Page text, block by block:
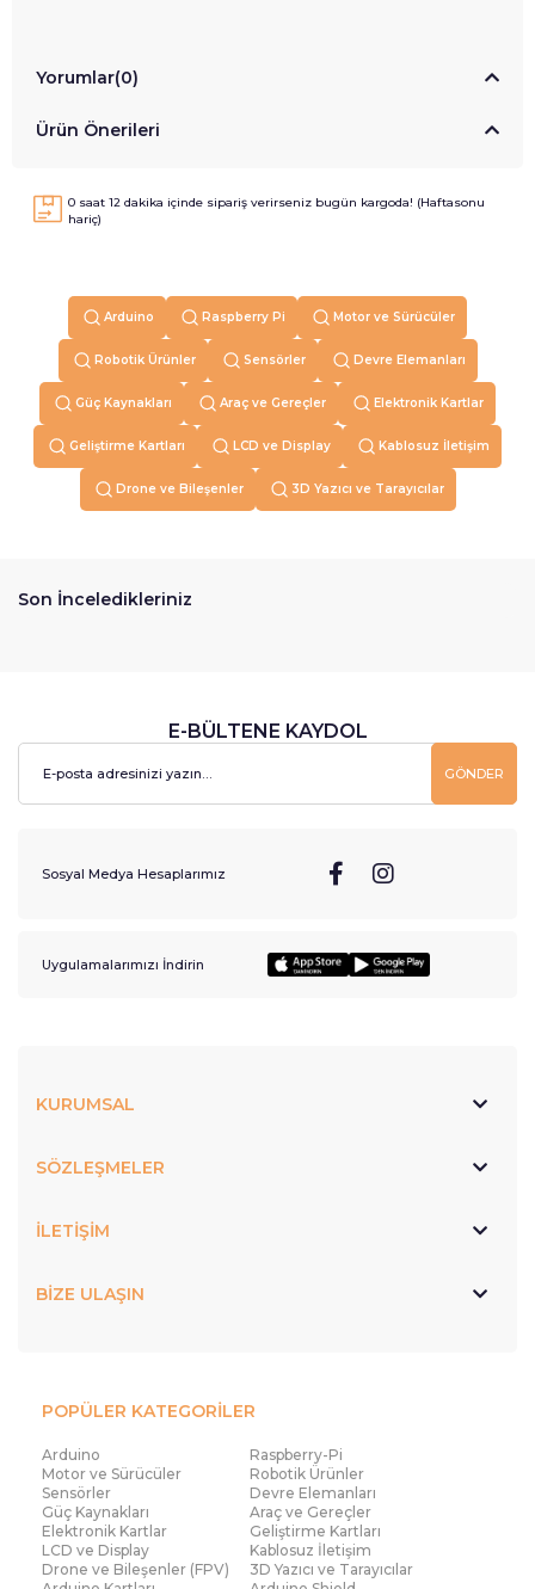
Yorumlar(0)
Ürün Önerileri
0 saat 12 dakika içinde sipariş verirseniz bugün kargoda! (Haftasonu
hariç)
Arduino Raspberry Pi Motor ve Sürücüler
Robotik Ürünler Sensörler Devre Elemanları
Güç Kaynakları Araç ve Gereçler Elektronik Kartlar
Geliştirme Kartları LCD ve Display Kablosuz İletişim
Drone ve Bileşenler 3D Yazıcı ve Tarayıcılar
Son İnceledikleriniz
E-BÜLTENE KAYDOL
GÖNDER
Sosyal Medya Hesaplarımız
Uygulamalarımızı İndirin
KURUMSAL
SÖZLEŞMELER
İLETİŞİM
BİZE ULAŞIN
POPÜLER KATEGORİLER
Arduino
Raspberry-Pi
Motor ve Sürücüler
Robotik Ürünler
Sensörler
Devre Elemanları
Güç Kaynakları
Araç ve Gereçler
Elektronik Kartlar
Geliştirme Kartları
LCD ve Display
Kablosuz İletişim
Drone ve Bileşenler (FPV)
3D Yazıcı ve Tarayıcılar